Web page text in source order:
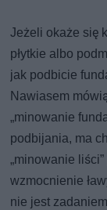
Jeżeli okaże się
płytkie albo
jak podbicie
Nawiasem
„minowanie
podbijania, ma
„minowanie
wzmocnienie
nie jest